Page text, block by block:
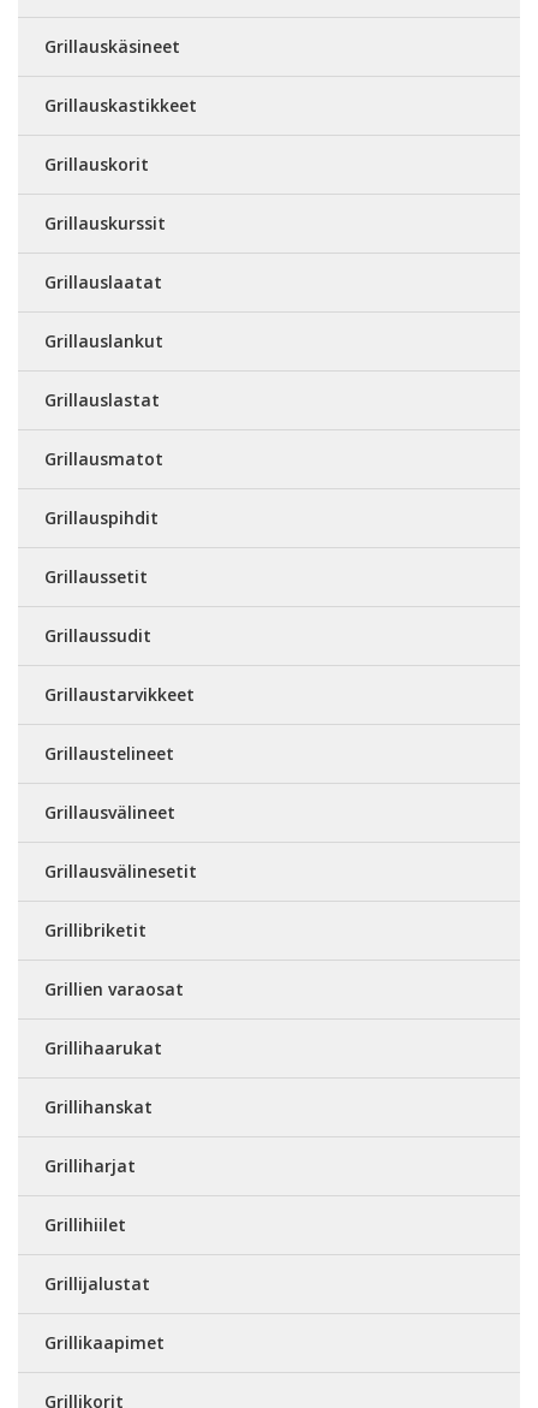
Grillauskäsineet
Grillauskastikkeet
Grillauskorit
Grillauskurssit
Grillauslaatat
Grillauslankut
Grillauslastat
Grillausmatot
Grillauspihdit
Grillaussetit
Grillaussudit
Grillaustarvikkeet
Grillaustelineet
Grillausvälineet
Grillausvälinesetit
Grillibriketit
Grillien varaosat
Grillihaarukat
Grillihanskat
Grilliharjat
Grillihiilet
Grillijalustat
Grillikaapimet
Grillikorit